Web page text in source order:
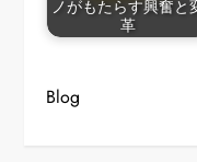
ノがもたらす興奮と
革
Blog